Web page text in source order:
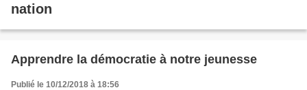
nation
Apprendre la démocratie à notre jeunesse
Publié le 10/12/2018 à 18:56